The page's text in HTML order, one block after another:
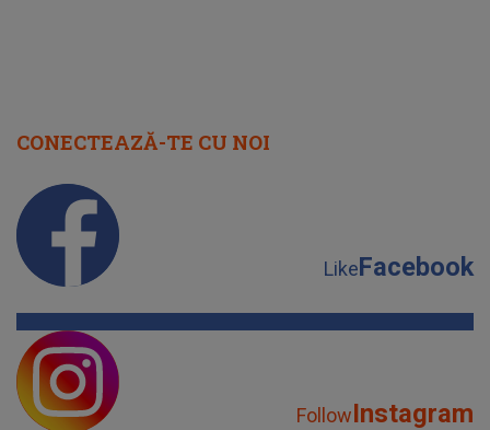
CONECTEAZĂ-TE CU NOI
LikeFacebook
FollowInstagram